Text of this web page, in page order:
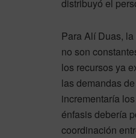
distribuyó el
Para Alí Duas, la
no son
los recursos ya
las demandas
incrementaría
énfasis debería
coordinación